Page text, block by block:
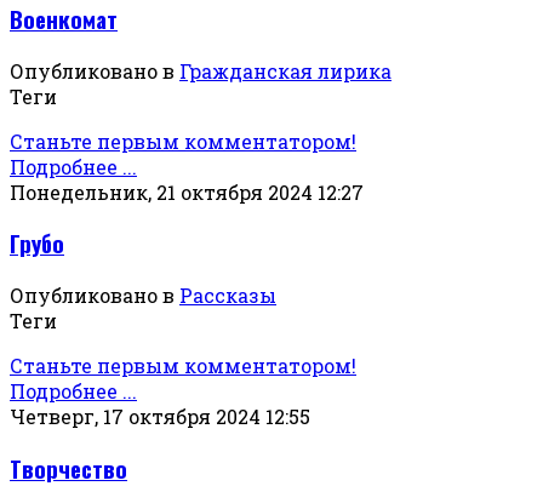
Военкомат
Опубликовано в Гражданская лирика
Теги
Станьте первым комментатором!
Подробнее ...
Понедельник, 21 октября 2024 12:27
Грубо
Опубликовано в Рассказы
Теги
Станьте первым комментатором!
Подробнее ...
Четверг, 17 октября 2024 12:55
Творчество